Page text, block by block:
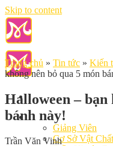
Skip to content
Giới Thiệu
Giảng Viên
Cơ Sở Vật Chất
Trang chủ » Tin tức » Kiến
không nên bỏ qua 5 món
Halloween – bạn
bánh này!
Trần Văn Vinh